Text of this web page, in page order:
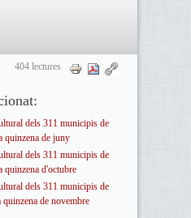
404 lectures
dels 311 municipis de
quinzena de juny
dels 311 municipis de
quinzena d'octubre
dels 311 municipis de
quinzena de novembre